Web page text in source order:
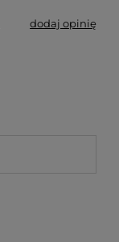
dodaj opinię